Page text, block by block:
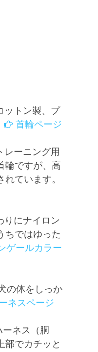
ットン製、プ
首輪ページ
レーニング用
輪ですが、高
ています。
りにナイロン
ちではゆった
ゲールカラー
の体をしっか
ネスページ
ネス（胴
部でカチッと